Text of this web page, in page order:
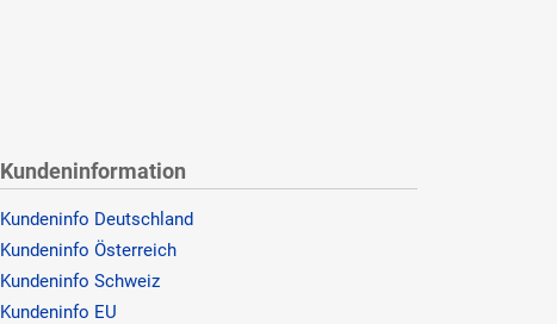
Kundeninformation
Kundeninfo Deutschland
Kundeninfo Österreich
Kundeninfo Schweiz
Kundeninfo EU